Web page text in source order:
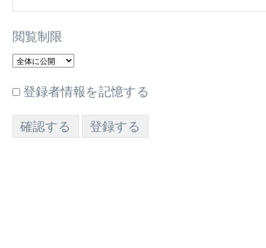
閲覧制限
登録者情報を記憶する